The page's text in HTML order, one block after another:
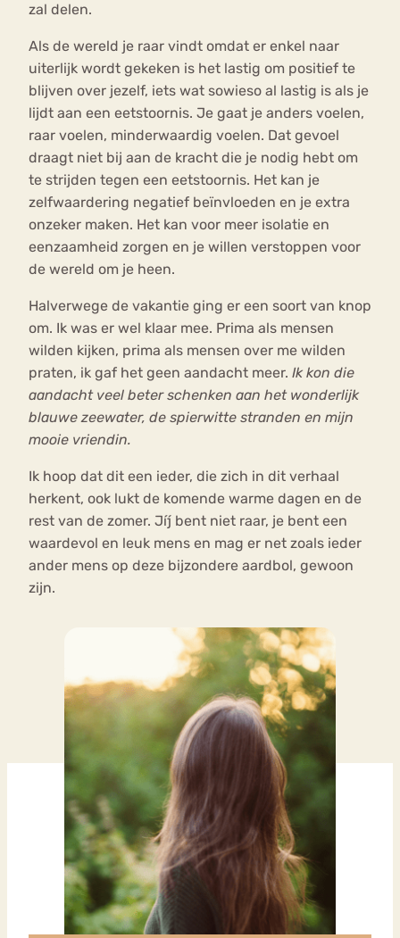
zal delen.
Als de wereld je raar vindt omdat er enkel naar
uiterlijk wordt gekeken is het lastig om positief te
blijven over jezelf, iets wat sowieso al lastig is als je
lijdt aan een eetstoornis. Je gaat je anders voelen,
raar voelen, minderwaardig voelen. Dat gevoel
draagt niet bij aan de kracht die je nodig hebt om
te strijden tegen een eetstoornis. Het kan je
zelfwaardering negatief beïnvloeden en je extra
onzeker maken. Het kan voor meer isolatie en
eenzaamheid zorgen en je willen verstoppen voor
de wereld om je heen.
Halverwege de vakantie ging er een soort van knop
om. Ik was er wel klaar mee. Prima als mensen
wilden kijken, prima als mensen over me wilden
praten, ik gaf het geen aandacht meer. Ik kon die
aandacht veel beter schenken aan het wonderlijk
blauwe zeewater, de spierwitte stranden en mijn
mooie vriendin.
Ik hoop dat dit een ieder, die zich in dit verhaal
herkent, ook lukt de komende warme dagen en de
rest van de zomer. Jíj bent niet raar, je bent een
waardevol en leuk mens en mag er net zoals ieder
ander mens op deze bijzondere aardbol, gewoon
zijn.